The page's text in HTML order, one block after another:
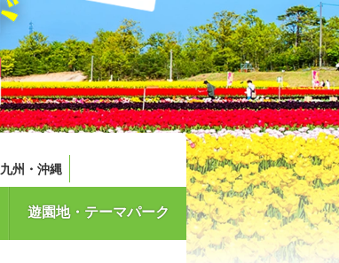
九州・沖縄
遊園地・テーマパーク